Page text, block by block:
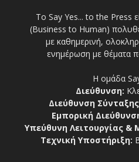
Το Say Yes... to the Press
(Business to Human)
με καθημερινή,
ενημέρωση με θέματα
Η ομάδα
Διεύθυνση:
Διεύθυνση
Εμπορική
Υπεύθυνη Λειτουργίας &
Τεχνική Υποστήριξη: